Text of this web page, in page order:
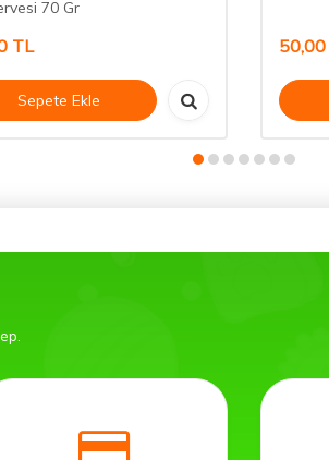
70 Gr
TL
Sepete Ekle
50,00